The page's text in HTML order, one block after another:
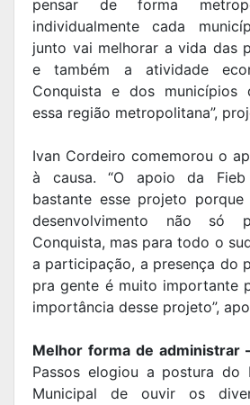
pensar de forma
individualmente cada
junto vai melhorar a vida das
e também a atividade
Conquista e dos municípios
essa região metropolitana”,
Ivan Cordeiro comemorou o
à causa. “O apoio da Fieb
bastante esse projeto
desenvolvimento não só
Conquista, mas para todo o
a participação, a presença do
pra gente é muito importante
importância desse projeto”,
Melhor forma de administrar
Passos elogiou a postura do
Municipal de ouvir os